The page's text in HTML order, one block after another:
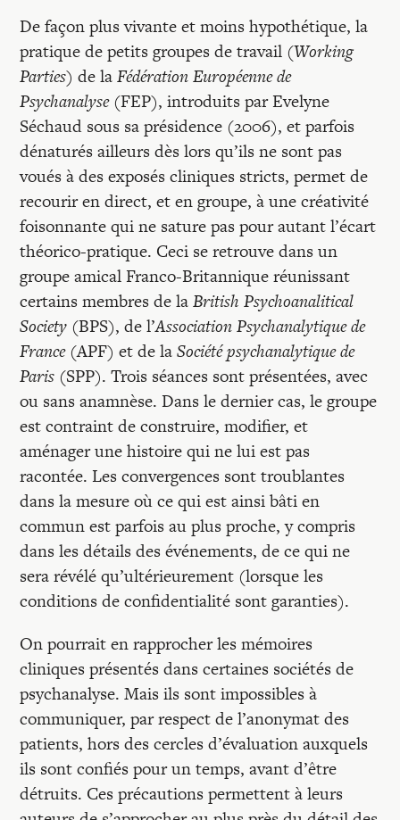
De façon plus vivante et moins hypothétique, la
pratique de petits groupes de travail (Working
Parties) de laFédération Européenne de
Psychanalyse(FEP), introduits par Evelyne
Séchaud sous sa présidence (2006), et parfois
dénaturés ailleurs dès lors qu’ils ne sont pas
voués à des exposés cliniques stricts, permet de
recourir en direct, et en groupe, à une créativité
foisonnante qui ne sature pas pour autant l’écart
théorico-pratique. Ceci se retrouve dans un
groupe amical Franco-Britannique réunissant
certains membres de laBritish Psychoanalitical
Society (BPS), de l’Association Psycha­naly­tique de
France(APF) et de laSociété psychanalytique de
Paris (SPP). Trois séances sont présentées, avec
ou sans anamnèse. Dans le dernier cas, le groupe
est contraint de construire, modifier, et
aménager une histoire qui ne lui est pas
racontée. Les convergences sont troublantes
dans la mesure où ce qui est ainsi bâti en
commun est parfois au plus proche, y compris
dans les détails des événements, de ce qui ne
sera révélé qu’ultérieurement (lorsque les
conditions de confidentialité sont garanties).
On pourrait en rapprocher les mémoires
cliniques présentés dans certaines sociétés de
psychanalyse. Mais ils sont impossibles à
communiquer, par respect de l’anonymat des
patients, hors des cercles d’évaluation auxquels
ils sont confiés pour un temps, avant d’être
détruits. Ces précautions permettent à leurs